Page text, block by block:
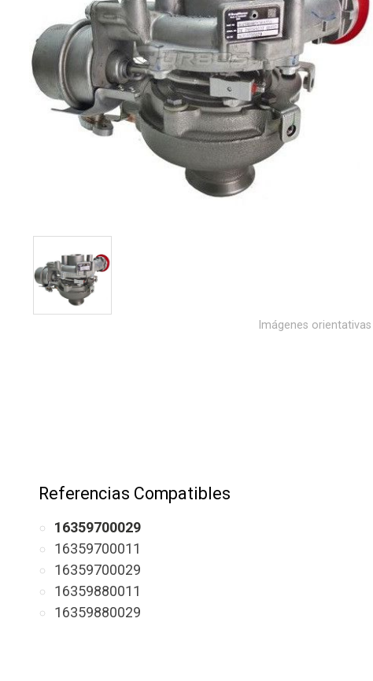
Imágenes orientativas
Referencias Compatibles
16359700029
16359700011
16359700029
16359880011
16359880029